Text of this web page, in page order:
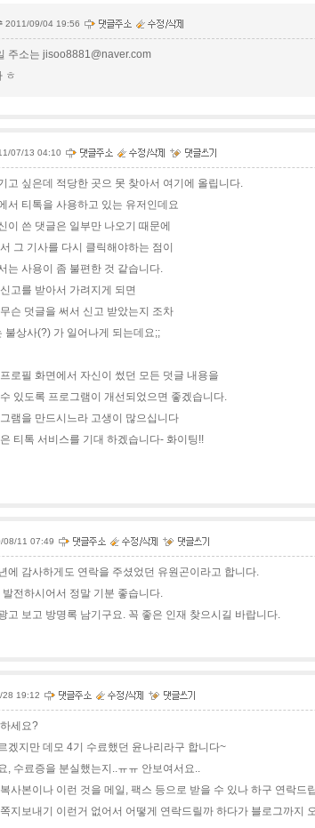
2011/09/04 19:56
주소는 jisoo8881@naver.com
ㅎ
07/13 04:10
고 싶은데 적당한 곳으 못 찾아서 여기에 올립니다.
서 티톡을 사용하고 있는 유저인데요
이 쓴 댓글은 일부만 나오기 때문에
그 기사를 다시 클릭해야하는 점이
는 사용이 좀 불편한 것 같습니다.
고를 받아서 가려지게 되면
슨 덧글을 써서 신고 받았는지 조차
불상사(?) 가 일어나게 되는데요;;
로필 화면에서 자신이 썼던 모든 덧글 내용을
있도록 프로그램이 개선되었으면 좋겠습니다.
램을 만드시느라 고생이 많으십니다
티톡 서비스를 기대 하겠습니다- 화이팅!!
08/11 07:49
에 감사하게도 연락을 주셨었던 유원곤이라고 합니다.
발전하시어서 정말 기분 좋습니다.
고 보고 방명록 남기구요. 꼭 좋은 인재 찾으시길 바랍니다.
28 19:12
세요?
겠지만 데모 4기 수료했던 윤나리라구 합니다~
, 수료증을 분실했는지..ㅠㅠ 안보여서요..
사본이나 이런 것을 메일, 팩스 등으로 받을 수 있나 하구 연락드
지보내기 이런거 없어서 어떻게 연락드릴까 하다가 블로그까지